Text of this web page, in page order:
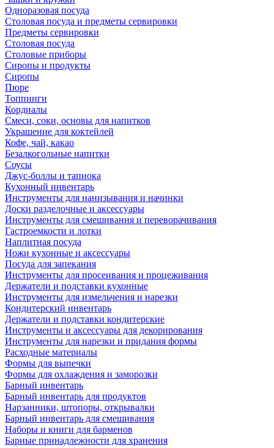
Одноразовая посуда
Столовая посуда и предметы сервировки
Предметы сервировки
Столовая посуда
Столовые приборы
Сиропы и продукты
Сиропы
Пюре
Топпинги
Кордиалы
Смеси, соки, основы для напитков
Украшение для коктейлей
Кофе, чай, какао
Безалкогольные напитки
Соусы
Джус-боллы и тапиока
Кухонный инвентарь
Инструменты для нанизывания и начинки
Доски разделочные и аксессуары
Инструменты для смешивания и переворачивания
Гастроемкости и лотки
Наплитная посуда
Ножи кухонные и аксессуары
Посуда для запекания
Инструменты для просеивания и процеживания
Держатели и подставки кухонные
Инструменты для измельчения и нарезки
Кондитерский инвентарь
Держатели и подставки кондитерские
Инструменты и аксессуары для декорирования
Инструменты для нарезки и придания формы
Расходные материалы
Формы для выпечки
Формы для охлаждения и заморозки
Барный инвентарь
Барный инвентарь для продуктов
Нарзанники, штопоры, открывалки
Барный инвентарь для смешивания
Наборы и книги для барменов
Барные принадлежности для хранения